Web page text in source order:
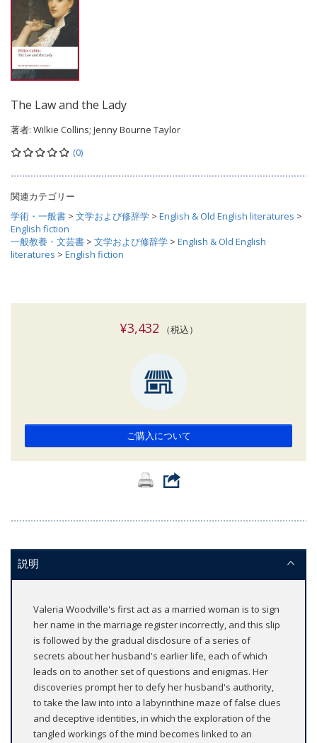
The Law and the Lady
著者: Wilkie Collins; Jenny Bourne Taylor
(0)
関連カテゴリー
学術・一般書 > 文学および修辞学 > English & Old English literatures >
English fiction
一般教養・文芸書 > 文学および修辞学 > English & Old English
literatures > English fiction
¥3,432 （税込）
ご購入について
説明
Valeria Woodville's first act as a married woman is to sign
her name in the marriage register incorrectly, and this slip
is followed by the gradual disclosure of a series of
secrets about her husband's earlier life, each of which
leads on to another set of questions and enigmas. Her
discoveries prompt her to defy her husband's authority,
to take the law into into a labyrinthine maze of false clues
and deceptive identities, in which the exploration of the
tangled workings of the mind becomes linked to an